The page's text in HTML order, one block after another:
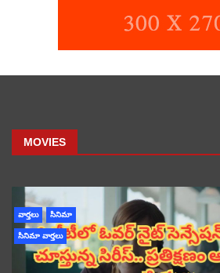
MOVIES
వార్తలు సినిమా
సినిమా వార్తలు